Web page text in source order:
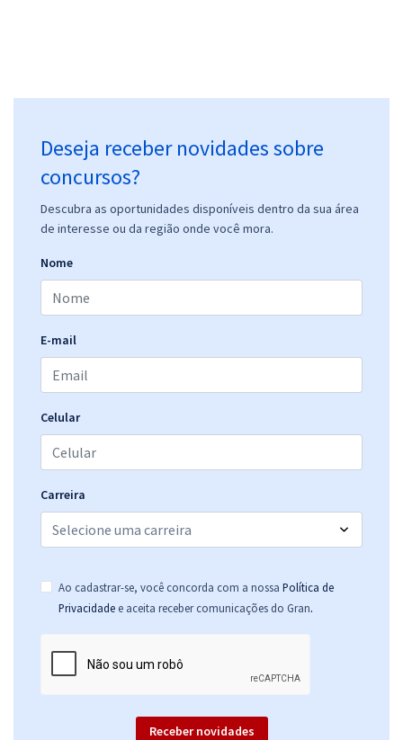
Deseja receber novidades sobre
concursos?
Descubra as oportunidades disponíveis dentro da sua área
de interesse ou da região onde você mora.
Nome
E-mail
Celular
Carreira
Ao cadastrar-se, você concorda com a nossa Política de
Privacidade e aceita receber comunicações do Gran.
Receber novidades